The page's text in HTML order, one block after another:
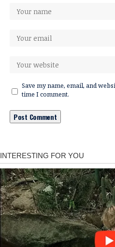
Save my name, email, and
time I comment.